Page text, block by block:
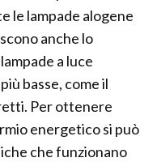
le lampade alogene
anche lo
a luce
basse, come il
Per ottenere
energetico si può
che funzionano